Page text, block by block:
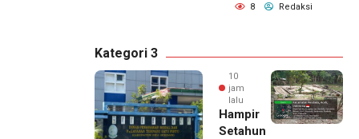
8 Redaksi
Kategori 3
10
jam
lalu
Hampir
Setahun